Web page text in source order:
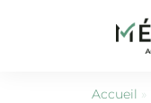
Accueil »